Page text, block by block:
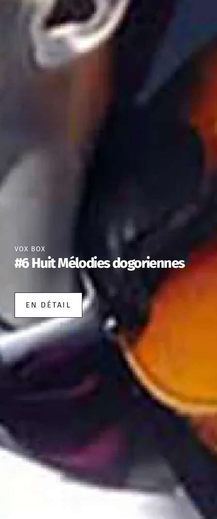
VOX BOX
#6 Huit Mélodies dogoriennes
EN DÉTAIL